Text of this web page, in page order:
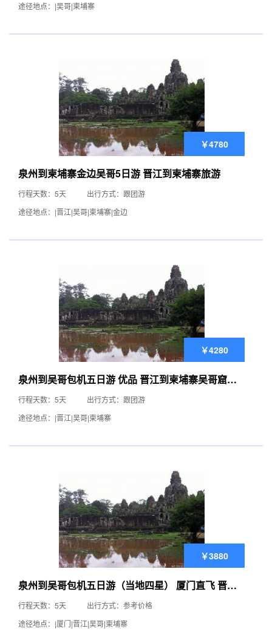
途径地点：|吴哥|柬埔寨
￥4780
泉州到柬埔寨金边吴哥5日游 晋江到柬埔寨旅游
行程天数：5天
出行方式：跟团游
途径地点：|晋江|吴哥|柬埔寨|金边
￥4280
泉州到吴哥包机五日游 优品 晋江到柬埔寨吴哥窟旅
行程天数：5天
出行方式：跟团游
途径地点：|晋江|吴哥|柬埔寨
￥3880
泉州到吴哥包机五日游（当地四星） 厦门直飞 晋江
行程天数：5天
出行方式：参考价格
途径地点：|厦门|晋江|吴哥|柬埔寨